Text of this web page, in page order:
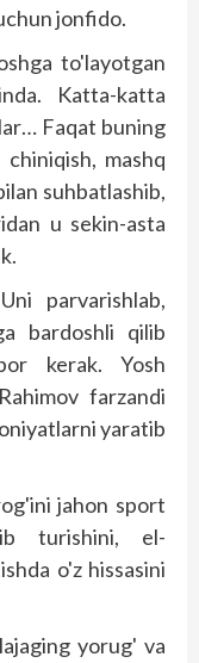
jonfido.
to'layotgan
Katta-katta
Faqat buning
mashq
suhbatlashib,
u sekin-asta
parvarishlab,
bardoshli qilib
kerak. Yosh
farzandi
yaratib
jahon sport
turishini, el-
o'z hissasini
yorug' va